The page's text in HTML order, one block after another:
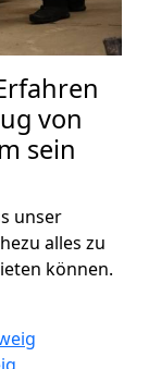
von
sein
unser
alles zu
können.